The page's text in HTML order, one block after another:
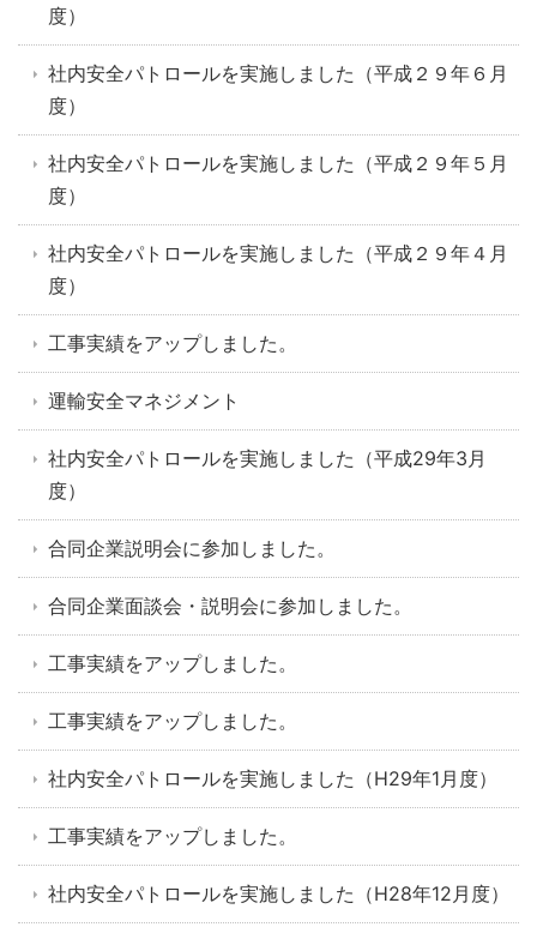
度）
社内安全パトロールを実施しました（平成２９年６月
度）
社内安全パトロールを実施しました（平成２９年５月
度）
社内安全パトロールを実施しました（平成２９年４月
度）
工事実績をアップしました。
運輸安全マネジメント
社内安全パトロールを実施しました（平成29年3月
度）
合同企業説明会に参加しました。
合同企業面談会・説明会に参加しました。
工事実績をアップしました。
工事実績をアップしました。
社内安全パトロールを実施しました（H29年1月度）
工事実績をアップしました。
社内安全パトロールを実施しました（H28年12月度）